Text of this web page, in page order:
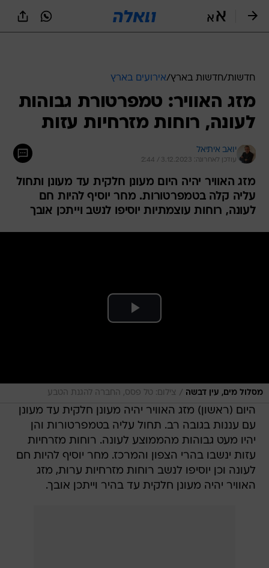
מזג האוויר: טמפרטורת גבוהות
לעונה, רוחות מזרחיות עזות
יואב איתיאל
עודכן לאחרונה: 3.12.2023 / 2:44
מזג האוויר יהיה היום מעונן חלקית עד מעונן ותחול
עליה קלה בטמפרטורות. מחר יוסיף להיות חם
לעונה, רוחות עוצמתיות יוסיפו לנשב וייתכן אובך
היום (ראשון) מזג האוויר יהיה מעונן חלקית עד מעונן
עם עננות בגובה רב. תחול עליה בטמפרטורות והן
יהיו מעט גבוהות מהממוצע לעונה. רוחות מזרחיות
עזות ינשבו בהרי הצפון והמרכז. מחר יוסיף להיות חם
לעונה וכן יוסיפו לנשב רוחות מזרחיות ערות, מזג
האוויר יהיה מעונן חלקית עד בהיר וייתכן אובך.